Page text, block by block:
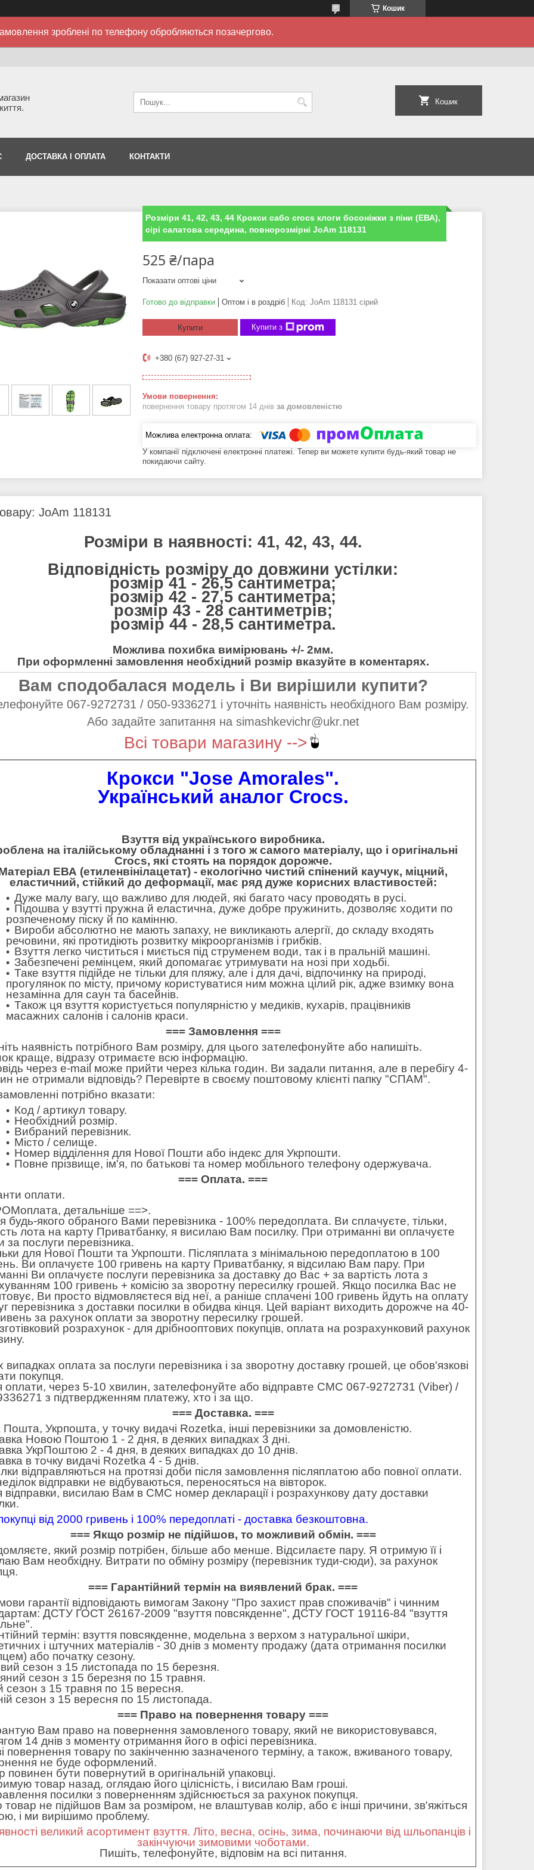
Кошик
зроблені по телефону обробляються позачергово.
Кошик
ДОСТАВКА І ОПЛАТА КОНТАКТИ
Розміри 41, 42, 43, 44 Крокси сабо crocs клоги босоніжки з піни (ЕВА),
сірі салатова середина, повнорозмірні JoAm 118131
525 ₴/пара
Показати оптові ціни
Готово до відправки Оптом і в роздріб Код: JoAm 118131 сірий
Купити Купити з
+380 (67) 927-27-31
повернення товару протягом 14 днів за домовленістю
У компанії підключені електронні платежі. Тепер ви можете купити будь-який товар не
покидаючи сайту.
JoAm 118131
Розміри в наявності: 41, 42, 43, 44.
Відповідність розміру до довжини устілки:
розмір 41 - 26,5 сантиметра;
розмір 42 - 27,5 сантиметра;
розмір 43 - 28 сантиметрів;
розмір 44 - 28,5 сантиметра.
Можлива похибка вимірювань +/- 2мм.
При оформленні замовлення необхідний розмір вказуйте в коментарях.
Вам сподобалася модель і Ви вирішили купити?
067-9272731 / 050-9336271 і уточніть наявність необхідного Вам розміру.
Або задайте запитання на simashkevichr@ukr.net
Всі товари магазину -->
Крокси "Jose Amorales".
Український аналог Crocs.
Взуття від українського виробника.
на італійському обладнанні і з того ж самого матеріалу, що і оригінальні
Crocs, які стоять на порядок дорожче.
ЕВА (етиленвінілацетат) - екологічно чистий спінений каучук, міцний,
еластичний, стійкий до деформації, має ряд дуже корисних властивостей:
Дуже малу вагу, що важливо для людей, які багато часу проводять в русі.
Підошва у взутті пружна й еластична, дуже добре пружинить, дозволяє ходити по
розпеченому піску й по камінню.
Вироби абсолютно не мають запаху, не викликають алергії, до складу входять
речовини, які протидіють розвитку мікроорганізмів і грибків.
Взуття легко чиститься і миється під струменем води, так і в пральній машині.
Забезпечені ремінцем, який допомагає утримувати на нозі при ходьбі.
Таке взуття підійде не тільки для пляжу, але і для дачі, відпочинку на природі,
прогулянок по місту, причому користуватися ним можна цілий рік, адже взимку вона
незамінна для саун та басейнів.
Також ця взуття користується популярністю у медиків, кухарів, працівників
масажних салонів і салонів краси.
=== Замовлення ===
наявність потрібного Вам розміру, для цього зателефонуйте або напишіть.
краще, відразу отримаєте всю інформацію.
через e-mail може прийти через кілька годин. Ви задали питання, але в перебігу 4-
не отримали відповідь? Перевірте в своєму поштовому клієнті папку "СПАМ".
потрібно вказати:
Код / артикул товару.
Необхідний розмір.
Вибраний перевізник.
Місто / селище.
Номер відділення для Нової Пошти або індекс для Укрпошти.
Повне прізвище, ім'я, по батькові та номер мобільного телефону одержувача.
=== Оплата. ===
оплати.
детальніше ==>.
будь-якого обраного Вами перевізника - 100% передоплата. Ви сплачуєте, тільки,
лота на карту Приватбанку, я висилаю Вам посилку. При отриманні ви оплачуєте
за послуги перевізника.
для Нової Пошти та Укрпошти. Післяплата з мінімальною передоплатою в 100
Ви оплачуєте 100 гривень на карту Приватбанку, я відсилаю Вам пару. При
Ви оплачуєте послуги перевізника за доставку до Вас + за вартість лота з
100 гривень + комісію за зворотну пересилку грошей. Якщо посилка Вас не
Ви просто відмовляєтеся від неї, а раніше сплачені 100 гривень йдуть на оплату
перевізника з доставки посилки в обидва кінця. Цей варіант виходить дорожче на 40-
за рахунок оплати за зворотну пересилку грошей.
розрахунок - для дрібнооптових покупців, оплата на розрахунковий рахунок
випадках оплата за послуги перевізника і за зворотну доставку грошей, це обов'язкові
покупця.
оплати, через 5-10 хвилин, зателефонуйте або відправте СМС 067-9272731 (Viber) /
з підтвердженням платежу, хто і за що.
=== Доставка. ===
Укрпошта, у точку видачі Rozetka, інші перевізники за домовленістю.
Новою Поштою 1 - 2 дня, в деяких випадках 3 дні.
УкрПоштою 2 - 4 дня, в деяких випадках до 10 днів.
в точку видачі Rozetka 4 - 5 днів.
відправляються на протязі доби після замовлення післяплатою або повної оплати.
відправки не відбуваються, переносяться на вівторок.
відправки, висилаю Вам в СМС номер декларації і розрахункову дату доставки
від 2000 гривень і 100% передоплаті - доставка безкоштовна.
=== Якщо розмір не підійшов, то можливий обмін. ===
який розмір потрібен, більше або менше. Відсилаєте пару. Я отримую її і
Вам необхідну. Витрати по обміну розміру (перевізник туди-сюди), за рахунок
=== Гарантійний термін на виявлений брак. ===
гарантії відповідають вимогам Закону "Про захист прав споживачів" і чинним
ДСТУ ГОСТ 26167-2009 "взуття повсякденне", ДСТУ ГОСТ 19116-84 "взуття
термін: взуття повсякденне, модельна з верхом з натуральної шкіри,
і штучних матеріалів - 30 днів з моменту продажу (дата отримання посилки
або початку сезону.
сезон з 15 листопада по 15 березня.
сезон з 15 березня по 15 травня.
сезон з 15 травня по 15 вересня.
сезон з 15 вересня по 15 листопада.
=== Право на повернення товару ===
Вам право на повернення замовленого товару, який не використовувався,
14 днів з моменту отримання його в офісі перевізника.
повернення товару по закінченню зазначеного терміну, а також, вживаного товару,
не буде оформлений.
повинен бути повернутий в оригінальній упаковці.
товар назад, оглядаю його цілісність, і висилаю Вам гроші.
посилки з поверненням здійснюється за рахунок покупця.
не підійшов Вам за розміром, не влаштував колір, або є інші причини, зв'яжіться
і ми вирішимо проблему.
великий асортимент взуття. Літо, весна, осінь, зима, починаючи від шльопанців і
закінчуючи зимовими чоботами.
Пишіть, телефонуйте, відповім на всі питання.